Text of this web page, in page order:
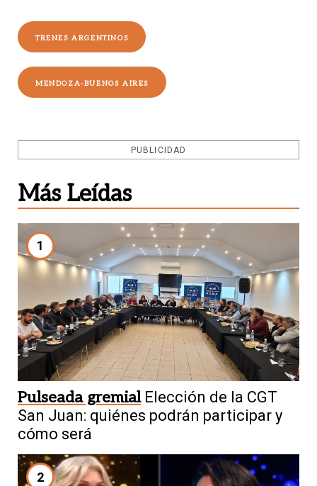
TRENES ARGENTINOS
MENDOZA-BUENOS AIRES
PUBLICIDAD
Más Leídas
1
Pulseada gremial Elección de la CGT
San Juan: quiénes podrán participar y
cómo será
2